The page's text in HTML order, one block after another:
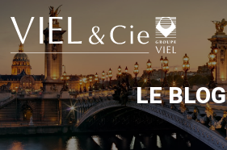
contenu
LE BLOG